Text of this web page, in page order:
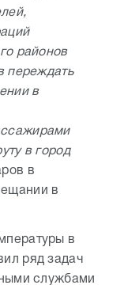
районов
переждать
в
в город
в
в
в
ряд задач
службами